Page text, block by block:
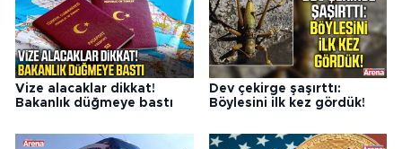
Vize alacaklar dikkat!
Bakanlık düğmeye bastı
Dev çekirge şaşırttı:
Böylesini ilk kez gördük!